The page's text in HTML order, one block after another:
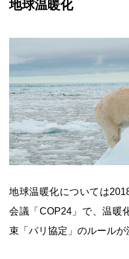
地球温暖化
地球温暖化については
会議「COP24」で、温暖
束「パリ協定」のルールが